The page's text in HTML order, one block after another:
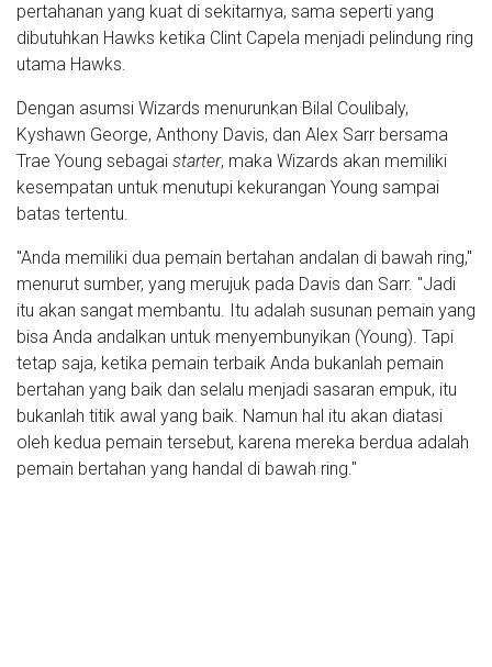
pertahanan yang kuat di sekitarnya, sama seperti yang
dibutuhkan Hawks ketika Clint Capela menjadi pelindung ring
utama Hawks.
Dengan asumsi Wizards menurunkan Bilal Coulibaly,
Kyshawn George, Anthony Davis, dan Alex Sarr bersama
Trae Young sebagai starter, maka Wizards akan memiliki
kesempatan untuk menutupi kekurangan Young sampai
batas tertentu.
"Anda memiliki dua pemain bertahan andalan di bawah ring,"
menurut sumber, yang merujuk pada Davis dan Sarr. "Jadi
itu akan sangat membantu. Itu adalah susunan pemain yang
bisa Anda andalkan untuk menyembunyikan (Young). Tapi
tetap saja, ketika pemain terbaik Anda bukanlah pemain
bertahan yang baik dan selalu menjadi sasaran empuk, itu
bukanlah titik awal yang baik. Namun hal itu akan diatasi
oleh kedua pemain tersebut, karena mereka berdua adalah
pemain bertahan yang handal di bawah ring."